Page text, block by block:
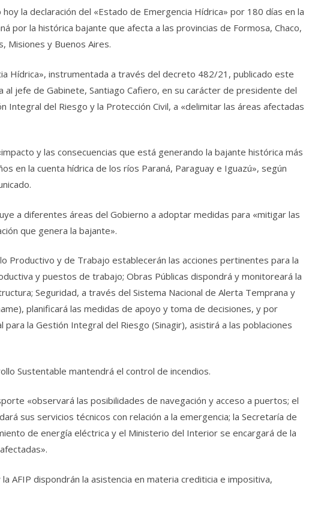
la declaración del «Estado de Emergencia Hídrica» por 180 días en la
por la histórica bajante que afecta a las provincias de Formosa, Chaco,
Misiones y Buenos Aires.
Hídrica», instrumentada a través del decreto 482/21, publicado este
al jefe de Gabinete, Santiago Cafiero, en su carácter de presidente del
Integral del Riesgo y la Protección Civil, a «delimitar las áreas afectadas
y las consecuencias que está generando la bajante histórica más
en la cuenta hídrica de los ríos Paraná, Paraguay e Iguazú», según
a diferentes áreas del Gobierno a adoptar medidas para «mitigar las
que genera la bajante».
Productivo y de Trabajo establecerán las acciones pertinentes para la
y puestos de trabajo; Obras Públicas dispondrá y monitoreará la
Seguridad, a través del Sistema Nacional de Alerta Temprana y
planificará las medidas de apoyo y toma de decisiones, y por
para la Gestión Integral del Riesgo (Sinagir), asistirá a las poblaciones
Sustentable mantendrá el control de incendios.
«observará las posibilidades de navegación y acceso a puertos; el
sus servicios técnicos con relación a la emergencia; la Secretaría de
de energía eléctrica y el Ministerio del Interior se encargará de la
AFIP dispondrán la asistencia en materia crediticia e impositiva,